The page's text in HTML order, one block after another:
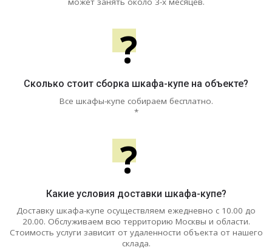
?
Сколько стоит сборка шкафа-купе на объекте?
Все шкафы-купе собираем бесплатно.
*
?
Какие условия доставки шкафа-купе?
Доставку шкафа-купе осуществляем ежедневно с 10.00 до
20.00. Обслуживаем всю территорию Москвы и области.
Стоимость услуги зависит от удаленности объекта от нашего
склада.